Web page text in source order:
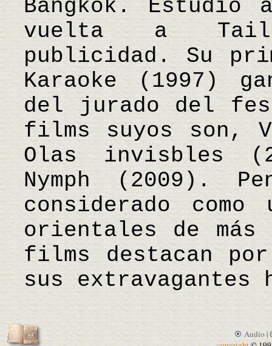
Bangkok. Estudió
vuelta a
publicidad. Su
Karaoke (1997)
del jurado del
films suyos son,
Olas invisbles
Nymph (2009).
considerado
orientales de
films destacan
sus
Audio |